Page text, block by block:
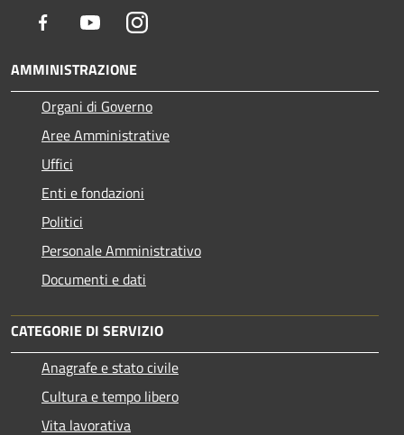
Facebook YoutubeInstagram
AMMINISTRAZIONE
Organi di Governo
Aree Amministrative
Uffici
Enti e fondazioni
Politici
Personale Amministrativo
Documenti e dati
CATEGORIE DI SERVIZIO
Anagrafe e stato civile
Cultura e tempo libero
Vita lavorativa